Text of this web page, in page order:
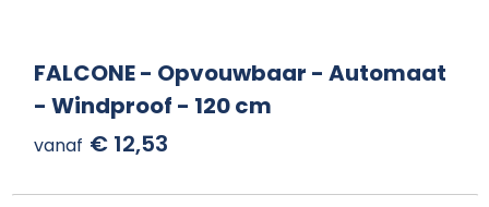
FALCONE - Opvouwbaar - Automaat
- Windproof - 120 cm
vanaf € 12,53